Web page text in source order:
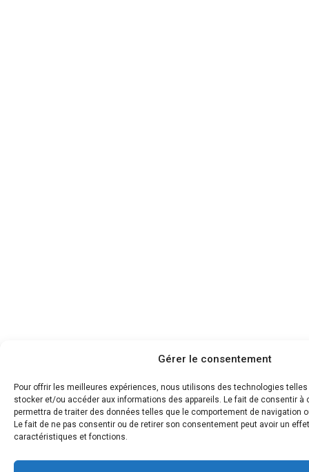
Gérer le consentement
Pour offrir les meilleures expériences, nous utilisons des technologies
stocker et/ou accéder aux informations des appareils. Le fait de consentir à
permettra de traiter des données telles que le comportement de navigation
Le fait de ne pas consentir ou de retirer son consentement peut avoir un
caractéristiques et fonctions.